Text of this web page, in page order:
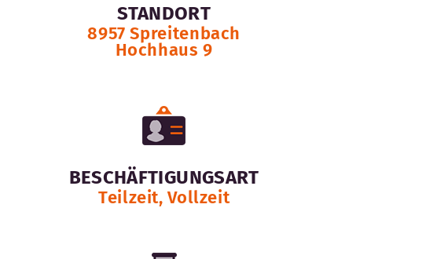
STANDORT
8957 Spreitenbach
Hochhaus 9
BESCHÄFTIGUNGSART
Teilzeit, Vollzeit